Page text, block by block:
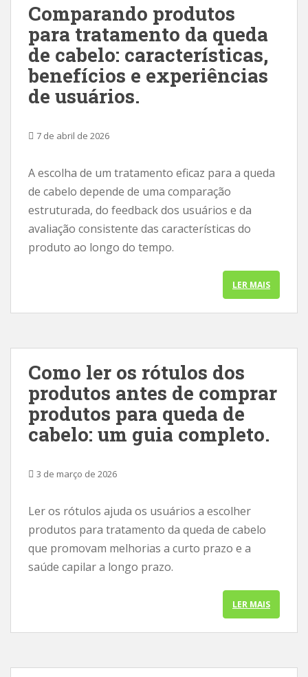
Comparando produtos
para tratamento da queda
de cabelo: características,
benefícios e experiências
de usuários.
7 de abril de 2026
A escolha de um tratamento eficaz para a queda
de cabelo depende de uma comparação
estruturada, do feedback dos usuários e da
avaliação consistente das características do
produto ao longo do tempo.
LER MAIS
Como ler os rótulos dos
produtos antes de comprar
produtos para queda de
cabelo: um guia completo.
3 de março de 2026
Ler os rótulos ajuda os usuários a escolher
produtos para tratamento da queda de cabelo
que promovam melhorias a curto prazo e a
saúde capilar a longo prazo.
LER MAIS